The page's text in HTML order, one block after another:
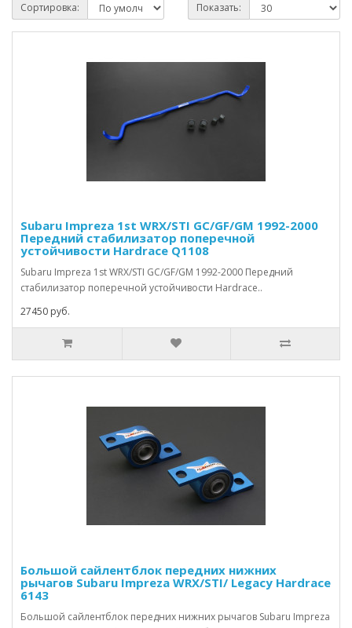
Сортировка: Показать:
Subaru Impreza 1st WRX/STI GC/GF/GM 1992-2000
Передний стабилизатор поперечной
устойчивости Hardrace Q1108
Subaru Impreza 1st WRX/STI GC/GF/GM 1992-2000 Передний
стабилизатор поперечной устойчивости Hardrace..
27450 руб.
Большой сайлентблок передних нижних
рычагов Subaru Impreza WRX/STI/ Legacy Hardrace
6143
Большой сайлентблок передних нижних рычагов Subaru Impreza